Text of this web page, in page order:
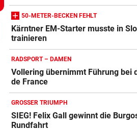
50-METER-BECKEN FEHLT
Kärntner EM-Starter musste in
trainieren
RADSPORT – DAMEN
Vollering übernimmt Führung bei
de France
GROSSER TRIUMPH
SIEG! Felix Gall gewinnt die
Rundfahrt
Action-Cam Vergleich
ZUM VERGLEICH
Crosstrainer Vergleich
E-Bike Vergleich
ZUM VERGLEICH